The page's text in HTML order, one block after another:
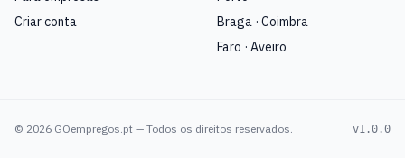
Criar conta
Braga · Coimbra
Faro · Aveiro
© 2026 GOempregos.pt — Todos os direitos reservados. v1.0.0